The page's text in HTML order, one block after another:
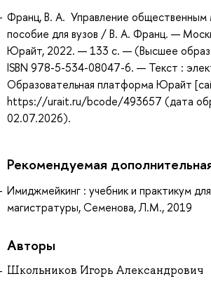
Франц, В. А. Управление общественным
пособие для вузов / В. А. Франц. —
Юрайт, 2022. — 133 с. — (Высшее
ISBN 978-5-534-08047-6. — Текст :
Образовательная платформа Юрайт
https://urait.ru/bcode/493657 (дата
02.07.2026).
Рекомендуемая
Имиджмейкинг : учебник и практикум
магистратуры, Семенова, Л.М., 2019
Авторы
Школьников Игорь Александрович